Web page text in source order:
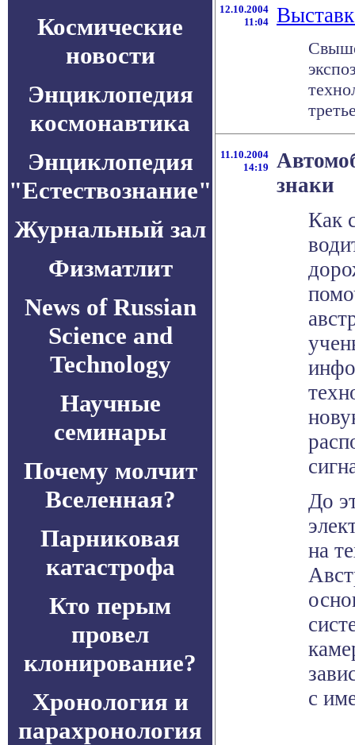
Космические
новости
Энциклопедия
космонавтика
Энциклопедия
"Естествознание"
Журнальный зал
Физматлит
News of Russian
Science and
Technology
Научные
семинары
Почему молчит
Вселенная?
Парниковая
катастрофа
Кто перым
провел
клонирование?
Хронология и
парахронология
12.10.2004
11:04
11.10.2004
14:19
знаки
Как
До
на
с